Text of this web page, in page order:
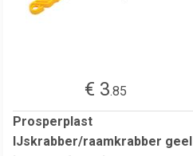
€ 3.85
Prosperplast
IJskrabber/raamkrabber geel